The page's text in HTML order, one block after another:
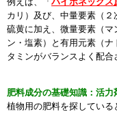
カリ）及び、中量要素（２
硫黄に加え、微量要素（
ン・塩素）と有用元素（
タミンがバランスよく配合
肥料成分の基礎知識：活力
植物用の肥料を探してい